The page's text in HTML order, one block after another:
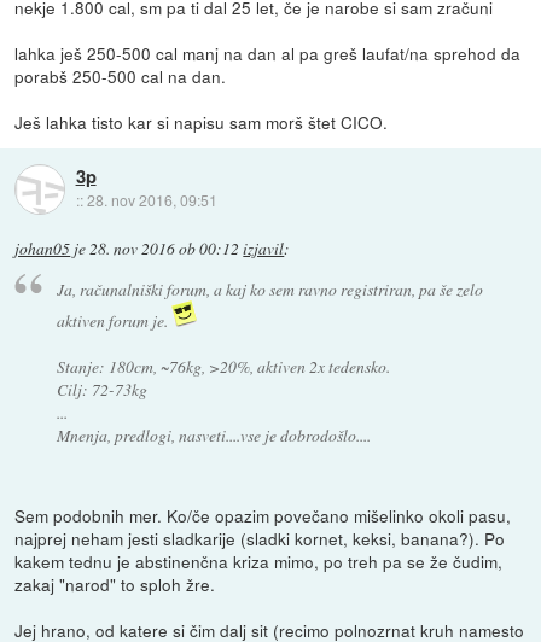
nekje 1.800 cal, sm pa ti dal 25 let, če je narobe si sam zračuni
lahka ješ 250-500 cal manj na dan al pa greš laufat/na sprehod da
porabš 250-500 cal na dan.
Ješ lahka tisto kar si napisu sam morš štet CICO.
3p
::28. nov 2016, 09:51
johan05 je28. nov 2016 ob 00:12 izjavil:
Ja, računalniški forum, a kaj ko sem ravno registriran, pa še zelo
aktiven forum je.
Stanje: 180cm, ~76kg, >20%, aktiven 2x tedensko.
Cilj: 72-73kg
...
Mnenja, predlogi, nasveti....vse je dobrodošlo....
Sem podobnih mer. Ko/če opazim povečano mišelinko okoli pasu,
najprej neham jesti sladkarije (sladki kornet, keksi, banana?). Po
kakem tednu je abstinenčna kriza mimo, po treh pa se že čudim,
zakaj "narod" to sploh žre.
Jej hrano, od katere si čim dalj sit (recimo polnozrnat kruh namesto